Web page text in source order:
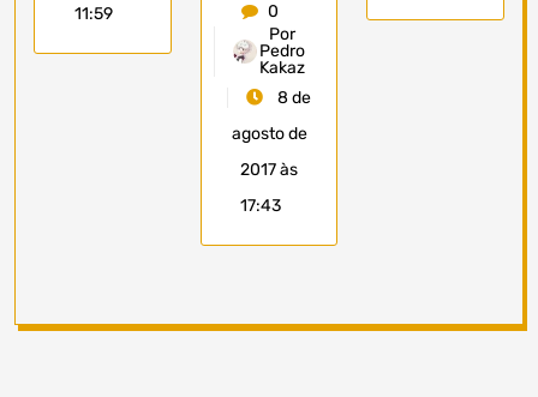
11:59
0
Por
Pedro
Kakaz
8 de
agosto de
2017 às
17:43